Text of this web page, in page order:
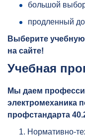
большой
продленный
Выберите учебную
на сайте!
Учебная
Мы даем
электромеханика
профстандарта
Нормативно-